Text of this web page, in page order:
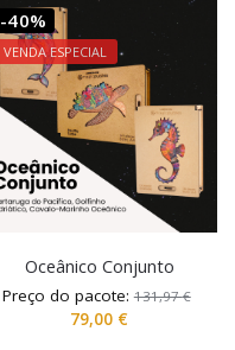
-40%
VENDA ESPECIAL
Oceânico Conjunto
Preço do pacote:131,97€
79,00 €